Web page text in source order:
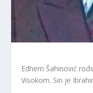
Edhem Šahinović
Visokom. Sin je